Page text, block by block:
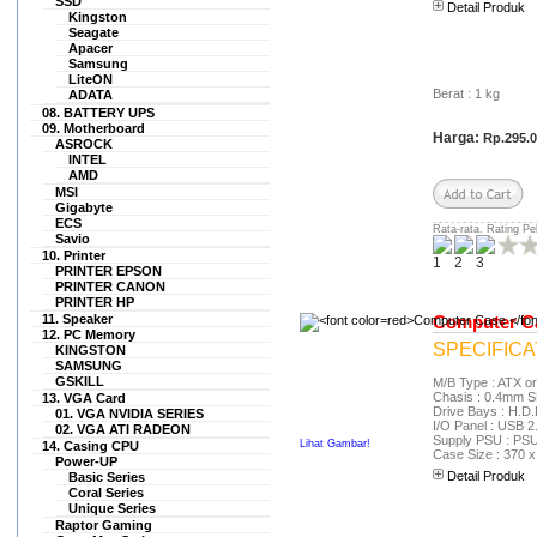
dan bisa berbelanja di
hexacom.co.id lagi.. Aamiin..
In Shaa Allah.. Produk yang
Saya pesan: - 1 LAPTOP DELL
LATITUDE E5410 LAYAR 14\"
CORE i5 SANGAT MULUS
LIKE NEW WINDOWS 7
ORIGINAL</FONT
Rp.2.995.000 No pembelian..:
INV/2015/09/74614413 Sekali
lagi terima kasih
hexacom.co.id Salam sukses
selalu.. Top Seller and
Recomendec bangett deh
pokoknya.. .
pilar mas
(as.cak******@gmail.com)
saya beli 2 unit Laptop dan
saya kirim ke luar kota
(reseller)user saya di luarkota
sangat puas dengan kondisi
laptop yang saya kirim, Tq
hexacom
ABDUL GHOFAR
(ghofarma****@yahoo.co.id)
Seminggu kemarin saya beli
Kingston
Seagate
Apacer
Samsung
LiteON
ADATA
08. BATTERY UPS
09. Motherboard
ASROCK
INTEL
AMD
MSI
Gigabyte
ECS
Savio
10. Printer
PRINTER EPSON
PRINTER CANON
PRINTER HP
11. Speaker
12. PC Memory
KINGSTON
SAMSUNG
GSKILL
13. VGA Card
01. VGA NVIDIA SERIES
02. VGA ATI RADEON
14. Casing CPU
Power-UP
Basic Series
Coral Series
Unique Series
Raptor Gaming
Detail Produk
Berat : 1 kg
Harga:
Rata-rata. Rating
Lihat Gambar!
Computer
M/B Type : ATX
Chasis : 0.4mm
Drive Bays :
I/O Panel : USB
Supply PSU :
Case Size : 370
Detail Produk